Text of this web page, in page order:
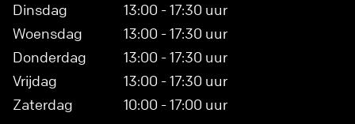
Dinsdag
13:00 - 17:30 uur
Woensdag
13:00 - 17:30 uur
Donderdag
13:00 - 17:30 uur
Vrijdag
13:00 - 17:30 uur
Zaterdag
10:00 - 17:00 uur